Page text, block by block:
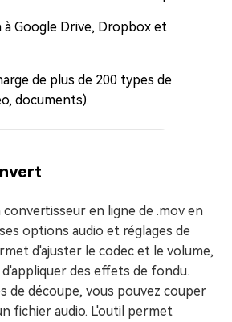
à Google Drive, Dropbox et
de plus de 200 types de fichiers
documents).
en ligne de .mov en
options audio et réglages de
d'ajuster le codec et le volume,
des effets de fondu.
de découpe, vous pouvez couper
fichier audio. L'outil permet